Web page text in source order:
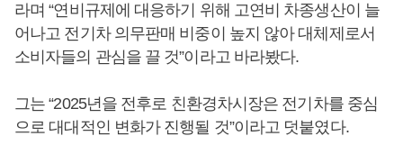
라며 “연비규제에 대응하기 위해 고연비 차종생산이 늘
어나고 전기차 의무판매 비중이 높지 않아 대체제로서
소비자들의 관심을 끌 것”이라고 바라봤다.
그는 “2025년을 전후로 친환경차시장은 전기차를 중심
으로 대대적인 변화가 진행될 것”이라고 덧붙였다.